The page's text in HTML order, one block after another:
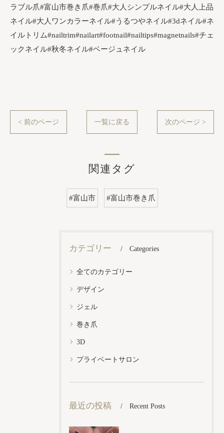
ラブル爪#富山市巻き爪#巻爪#大人シンプルネイル#大人上品
ネイル#大人ワンカラーネイル#うるつやネイル#3dネイル#ネ
イルトリム#nailtrim#nailart#footnail#nailtips#magnetnails#チェ
ックネイル#秋冬ネイル#ベージュネイル
< 前のページ 一覧に戻る 次のページ >
関連タグ
#富山市 #富山市巻き爪
カテゴリー Categories
全てのカテゴリー
デザイン
ジェル
巻き爪
3D
プライベートサロン
最近の投稿 Recent Posts